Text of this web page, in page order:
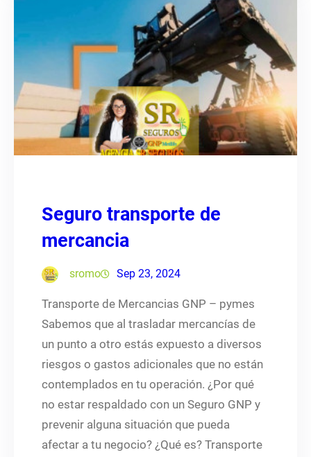
Seguro transporte de
mercancia
sromo Sep 23, 2024
Transporte de Mercancias GNP – pymes ​
Sabemos que al trasladar mercancías de
un punto a otro estás expuesto a diversos
riesgos o gastos adicionales que no están
contemplados en tu operación. ¿Por qué
no estar respaldado con un Seguro GNP y
prevenir alguna situación que pueda
afectar a tu negocio? ¿Qué es? Transporte